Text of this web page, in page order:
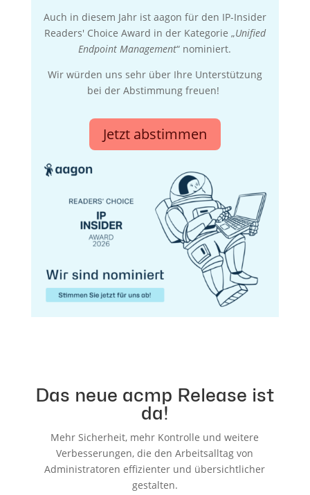
Auch in diesem Jahr ist aagon für den IP-Insider
Readers' Choice Award in der Kategorie „Unified
Endpoint Management“ nominiert.
Wir würden uns sehr über Ihre Unterstützung
bei der Abstimmung freuen!
Jetzt abstimmen
Das neue acmp Release ist
da!
Mehr Sicherheit, mehr Kontrolle und weitere
Verbesserungen, die den Arbeitsalltag von
Administratoren effizienter und übersichtlicher
gestalten.